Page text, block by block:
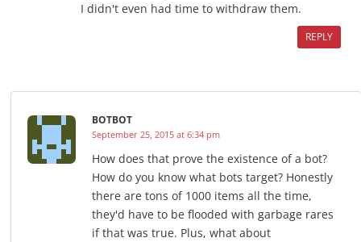
I didn't even had time to withdraw them.
REPLY
BOTBOT
September 25, 2015 at 6:34 pm
How does that prove the existence of a bot?
How do you know what bots target? Honestly
there are tons of 1000 items all the time,
they'd have to be flooded with garbage rares
if that was true. Plus, what about